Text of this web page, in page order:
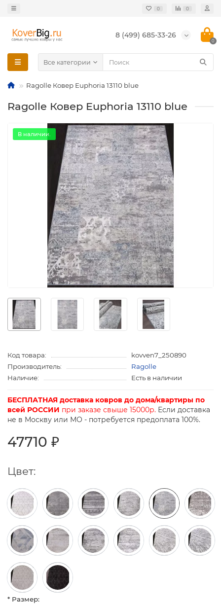
0 0
8 (499) 685-33-26
0
Все категории
Ragolle Ковер Euphoria 13110 blue
Ragolle Ковер Euphoria 13110 blue
В наличии.
Код товара:
kovven7_250890
Производитель:
Ragolle
Наличие:
Есть в наличии
БЕСПЛАТНАЯ доставка ковров до дома/квартиры по
всей РОССИИ при заказе свыше 15000р. Если доставка
не в Москву или МО - потребуется предоплата 100%.
47710 ₽
Цвет:
* Размер: